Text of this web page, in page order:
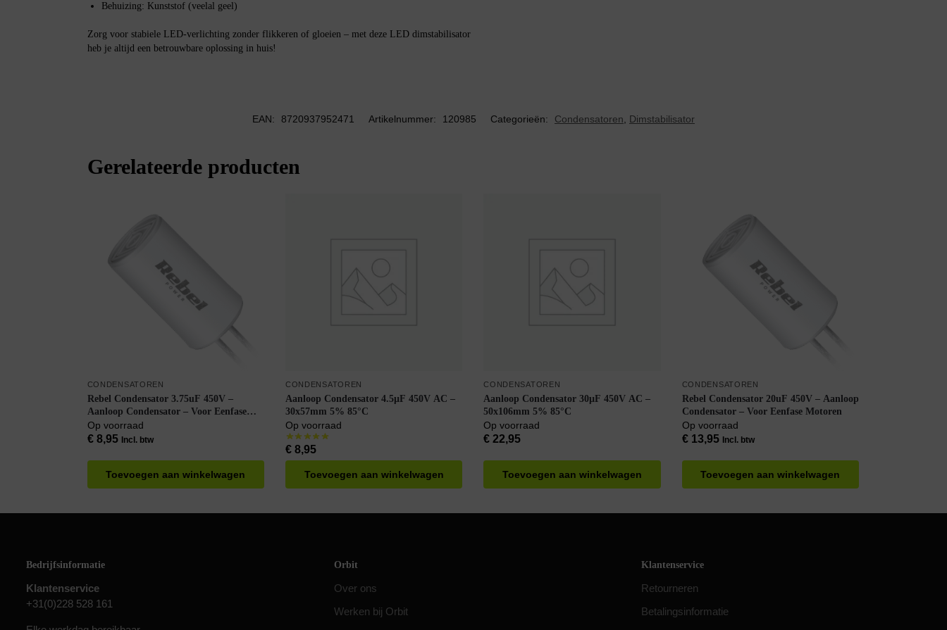
Behuizing: Kunststof (veelal geel)
Zorg voor stabiele LED-verlichting zonder flikkeren of gloeien – met deze LED dimstabilisator
heb je altijd een betrouwbare oplossing in huis!
EAN: 8720937952471 Artikelnummer: 120985 Categorieën: Condensatoren, Dimstabilisator
Gerelateerde producten
CONDENSATOREN
Rebel Condensator 3.75uF 450V –
Aanloop Condensator – Voor Eenfase
Motoren
Op voorraad
€8,95 Incl. btw
Toevoegen aan winkelwagen
CONDENSATOREN
Aanloop Condensator 4.5µF 450V AC –
30x57mm 5% 85°C
Op voorraad
€8,95
Toevoegen aan winkelwagen
CONDENSATOREN
Aanloop Condensator 30µF 450V AC –
50x106mm 5% 85°C
Op voorraad
€ 22,95
Toevoegen aan winkelwagen
CONDENSATOREN
Rebel Condensator 20uF 450V – Aanloop
Condensator – Voor Eenfase Motoren
Op voorraad
€13,95 Incl. btw
Toevoegen aan winkelwagen
Bedrijfsinformatie
Klantenservice
+31(0)228 528 161
Orbit
Over ons
Werken bij Orbit
Klantenservice
Retourneren
Betalingsinformatie